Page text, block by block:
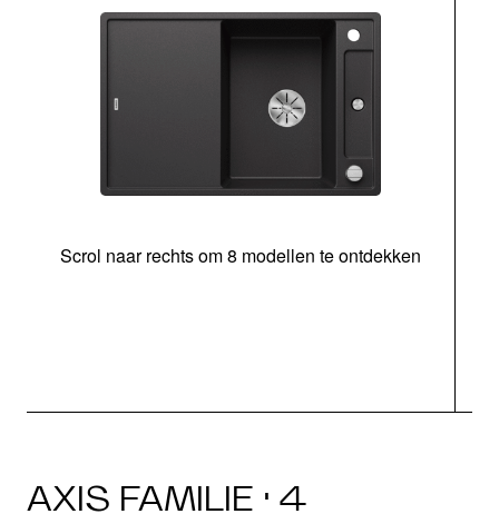
Scrol naar rechts om 8 modellen te ontdekken
AXIS FAMILIE · 4